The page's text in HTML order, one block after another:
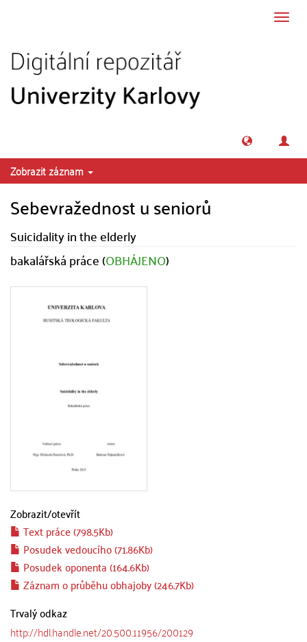
Zobrazit záznam
Sebevražednost u seniorů
Suicidality in the elderly
bakalářská práce (OBHÁJENO)
Zobrazit/otevřít
Text práce (798.5Kb)
Posudek vedoucího (71.86Kb)
Posudek oponenta (164.6Kb)
Záznam o průběhu obhajoby (246.7Kb)
Trvalý odkaz
http://hdl.handle.net/20.500.11956/200129